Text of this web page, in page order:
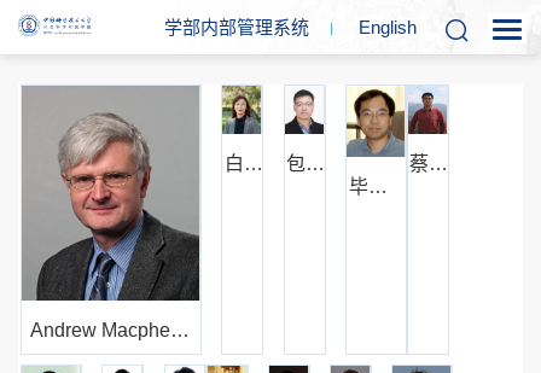
学部内部管理系统 English
Andrew Macpherson
白丽
包巍
毕国强
蔡刚